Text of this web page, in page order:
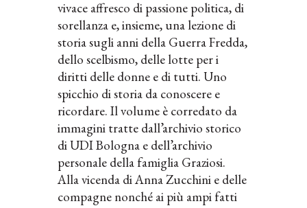
vivace affresco di passione politica, di
sorellanza e, insieme, una lezione di
storia sugli anni della Guerra Fredda,
dello scelbismo, delle lotte per i
diritti delle donne e di tutti. Uno
spicchio di storia da conoscere e
ricordare. Il volume è corredato da
immagini tratte dall’archivio storico
di UDI Bologna e dell’archivio
personale della famiglia Graziosi.
Alla vicenda di Anna Zucchini e delle
compagne nonché ai più ampi fatti